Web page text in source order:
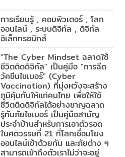
การเรียนรู้ , คอมพิวเตอร์ , โลก
ออนไลน์ , ระบบดิจิทัล , ดิจิทัล
อิเล็กทรอนิกส์
"The Cyber Mindset ฉลาดใช้
ชีวิตติดดิจิทัล" เป็นคู่มือ "การฉีด
วัคซีนไซเบอร์" (Cyber
Vaccination) ที่มุ่งหวังจะสร้าง
ภูมิคุ้มกันให้แก่คนไทย เพื่อให้ใช้
ชีวิตติดดิจิทัลได้อย่างชาญฉลาด
รู้ทันภัยไซเบอร์ เป็นคู่มือสามัญ
ประจำบ้านสำหรับการเอาตัวรอด
ในศตวรรษที่ 21 ที่โลกเชื่อมโยง
ออนไลน์เข้าด้วยกัน และภัยต่าง ๆ
สามารถเข้าถึงตัวเราไม่ว่าจะอยู่